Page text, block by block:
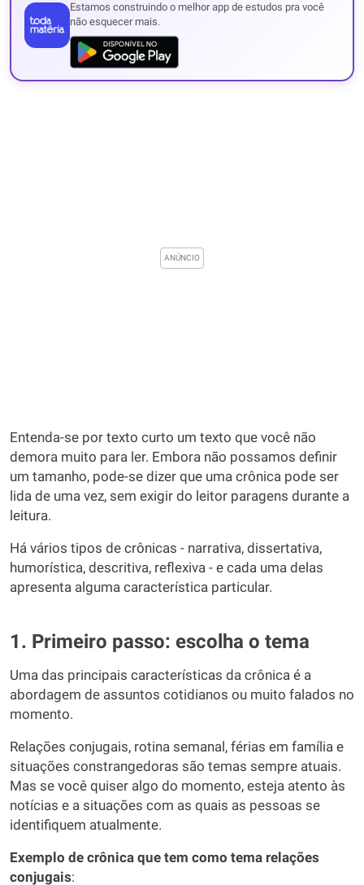
Estamos construindo o melhor app de estudos pra você
não esquecer mais.
Entenda-se por texto curto um texto que você não
demora muito para ler. Embora não possamos definir
um tamanho, pode-se dizer que uma crônica pode ser
lida de uma vez, sem exigir do leitor paragens durante a
leitura.
Há vários tipos de crônicas - narrativa, dissertativa,
humorística, descritiva, reflexiva - e cada uma delas
apresenta alguma característica particular.
1. Primeiro passo: escolha o tema
Uma das principais características da crônica é a
abordagem de assuntos cotidianos ou muito falados no
momento.
Relações conjugais, rotina semanal, férias em família e
situações constrangedoras são temas sempre atuais.
Mas se você quiser algo do momento, esteja atento às
notícias e a situações com as quais as pessoas se
identifiquem atualmente.
Exemplo de crônica que tem como tema relações
conjugais: